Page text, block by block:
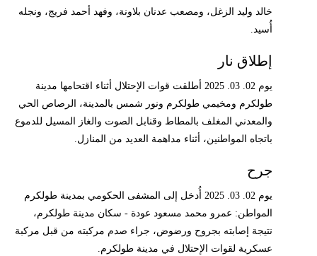
خالد وليد الزغل، ومصعب عدنان بلاونة، وفهد أحمد فريج، ونجله
أُسيد.
إطلاق نار
يوم 02. 03. 2025 أطلقت قوات الإحتلال أثناء اقتحامها مدينة
طولكرم ومخيمي طولكرم ونور شمس بالمدينة، الرصاص الحي
والمعدني المغلف بالمطاط وقنابل الصوت والغاز المسيل للدموع
باتجاه المواطنين، أثناء مداهمة العديد من المنازل.
جرح
يوم 02. 03. 2025 أُدخل إلى المشفى الحكومي بمدينة طولكرم
المواطن: عمرو محمد مسعود عودة - سكان مدينة طولكرم،
نتيجة إصابته بجروح ورضوض، جراء صدم مركبته من قبل مركبة
عسكرية لقوات الإحتلال في مدينة طولكرم.